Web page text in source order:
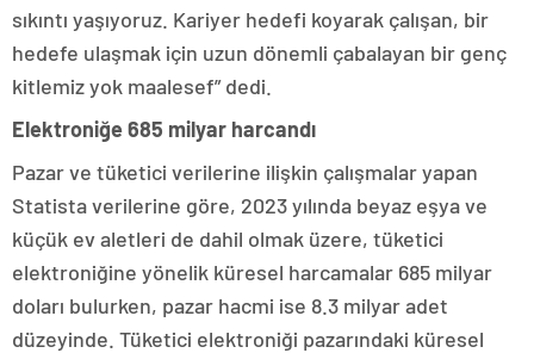
sıkıntı yaşıyoruz. Kariyer hedefi koyarak çalışan, bir
hedefe ulaşmak için uzun dönemli çabalayan bir genç
kitlemiz yok maalesef” dedi.
Elektroniğe 685 milyar harcandı
Pazar ve tüketici verilerine ilişkin çalışmalar yapan
Statista verilerine göre, 2023 yılında beyaz eşya ve
küçük ev aletleri de dahil olmak üzere, tüketici
elektroniğine yönelik küresel harcamalar 685 milyar
doları bulurken, pazar hacmi ise 8.3 milyar adet
düzeyinde. Tüketici elektroniği pazarındaki küresel